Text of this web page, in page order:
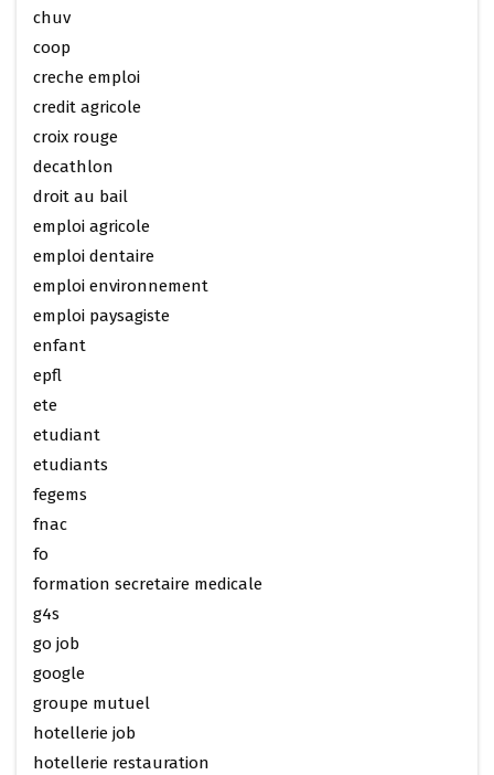
chuv
coop
creche emploi
credit agricole
croix rouge
decathlon
droit au bail
emploi agricole
emploi dentaire
emploi environnement
emploi paysagiste
enfant
epfl
ete
etudiant
etudiants
fegems
fnac
fo
formation secretaire medicale
g4s
go job
google
groupe mutuel
hotellerie job
hotellerie restauration